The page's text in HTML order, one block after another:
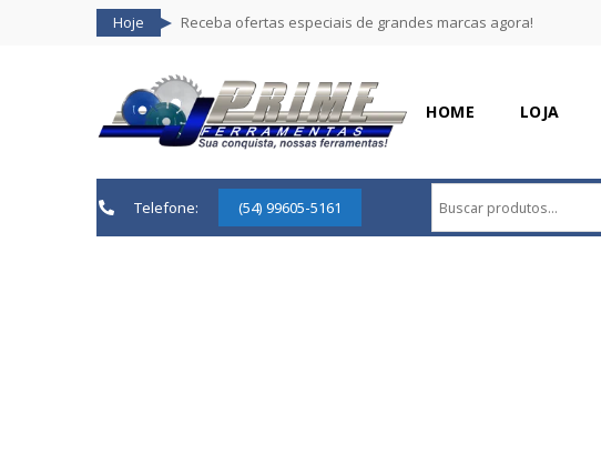
Hoje Receba ofertas especiais de grandes marcas agora!
HOME LOJA
Telefone: (54) 99605-5161